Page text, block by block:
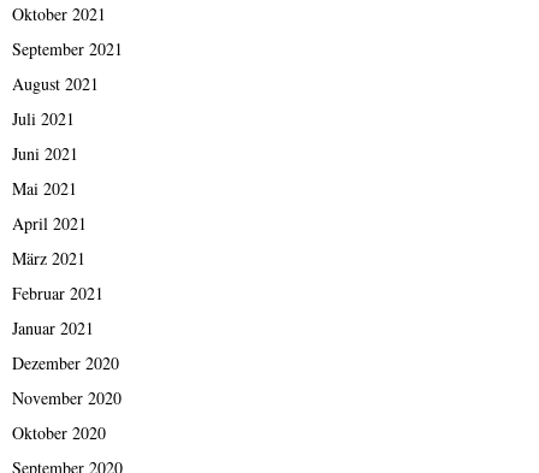
Oktober 2021
September 2021
August 2021
Juli 2021
Juni 2021
Mai 2021
April 2021
März 2021
Februar 2021
Januar 2021
Dezember 2020
November 2020
Oktober 2020
September 2020